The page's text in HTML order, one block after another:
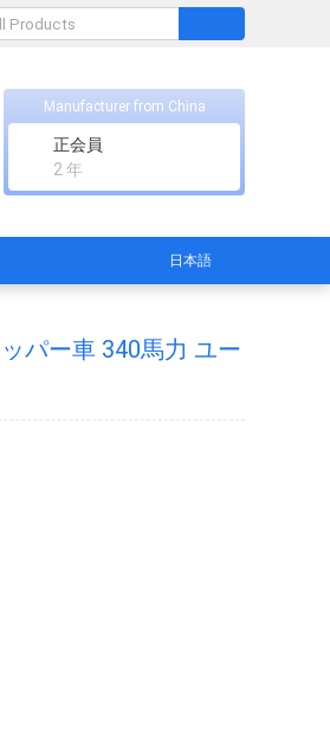
Manufacturer from China
正会員
2 年
日本語
パー車 340馬力 ユー